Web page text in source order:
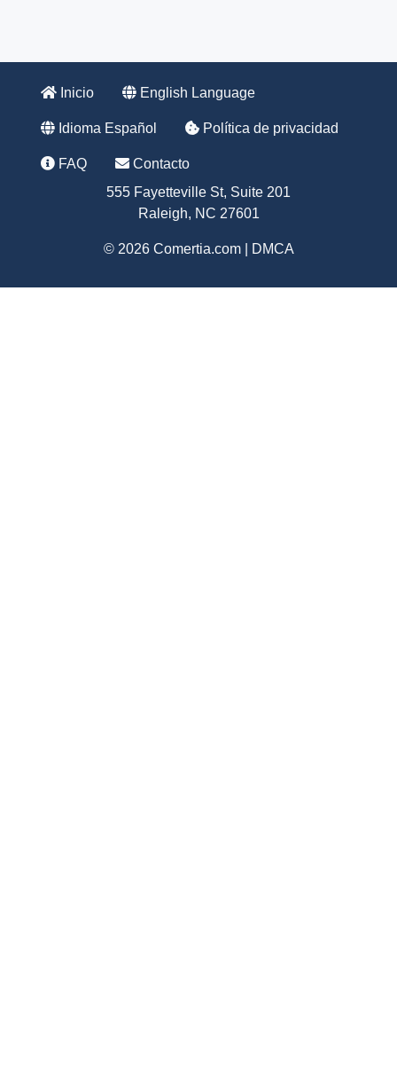
Inicio English Language
Idioma Español Política de privacidad
FAQ
Contacto
555 Fayetteville St, Suite 201
Raleigh, NC 27601
© 2026 Comertia.com | DMCA